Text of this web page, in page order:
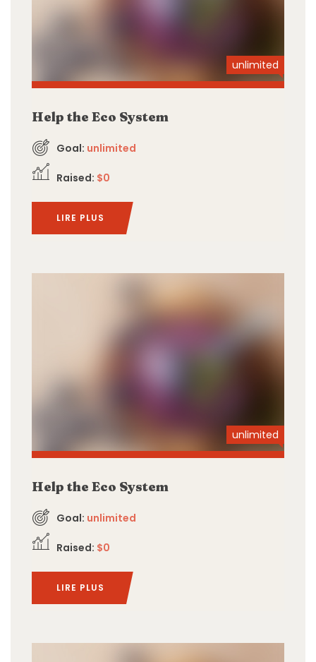
unlimited
Help the Eco System
Goal: unlimited
Raised: $0
LIRE PLUS
unlimited
Help the Eco System
Goal: unlimited
Raised: $0
LIRE PLUS